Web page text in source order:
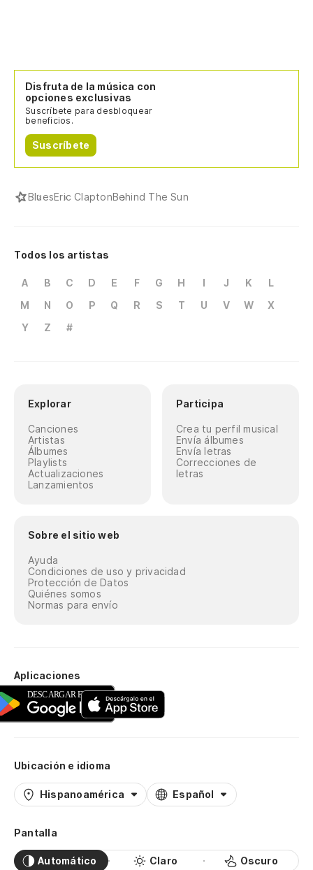
Disfruta de la música con
opciones exclusivas
Suscríbete para desbloquear
beneficios.
Suscríbete
BluesEric ClaptonBehind The Sun
Todos los artistas
A B C D E F G H I J K
L
M
N O P Q R S T U V W
X
Y
Z #
Explorar
Canciones
Artistas
Álbumes
Playlists
Actualizaciones
Lanzamientos
Participa
Crea tu perfil musical
Envía álbumes
Envía letras
Correcciones de
letras
Sobre el sitio web
Ayuda
Condiciones de uso y privacidad
Protección de Datos
Quiénes somos
Normas para envío
Aplicaciones
Ubicación e idioma
Hispanoamérica Español
Pantalla
Automático Claro Oscuro